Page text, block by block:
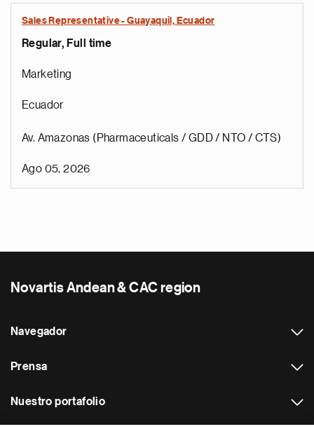
Sales Representative - Guayaquil, Ecuador
Regular, Full time
Marketing
Ecuador
Av. Amazonas (Pharmaceuticals / GDD / NTO / CTS)
Ago 05, 2026
Novartis Andean & CAC region
Navegador
Prensa
Nuestro portafolio